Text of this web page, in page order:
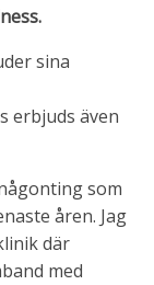
sina
erbjuds även
som
åren. Jag
där
med